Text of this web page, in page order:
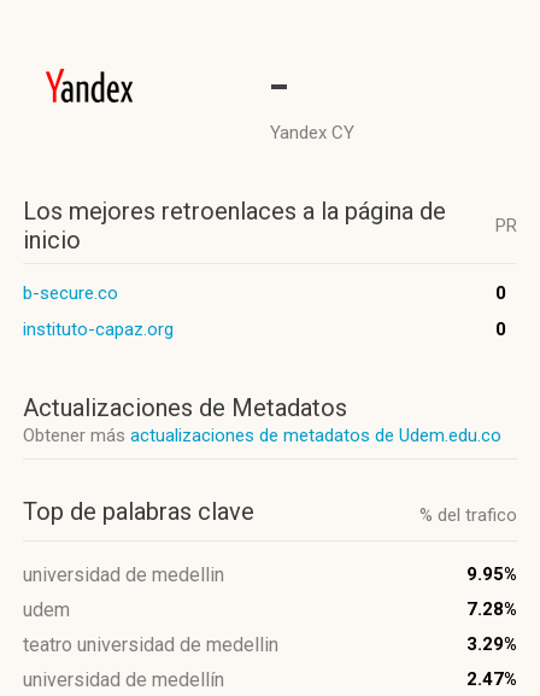
-
Yandex CY
Los mejores retroenlaces a la página de
inicio
PR
b-secure.co
0
instituto-capaz.org
0
Actualizaciones de Metadatos
Obtener más actualizaciones de metadatos de Udem.edu.co
Top de palabras clave % del trafico
universidad de medellin 9.95%
udem 7.28%
teatro universidad de medellin 3.29%
universidad de medellín 2.47%